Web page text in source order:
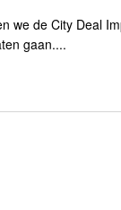
we de City Deal
gaan....